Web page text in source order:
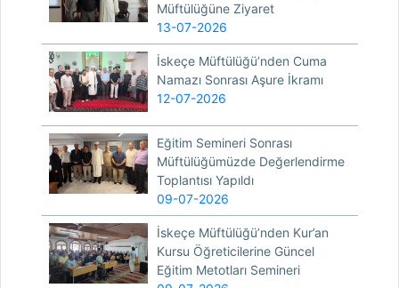
Müftülüğüne Ziyaret
13-07-2026
İskeçe Müftülüğü’nden Cuma
Namazı Sonrası Aşure İkramı
12-07-2026
Eğitim Semineri Sonrası
Müftülüğümüzde Değerlendirme
Toplantısı Yapıldı
09-07-2026
İskeçe Müftülüğü’nden Kur’an
Kursu Öğreticilerine Güncel
Eğitim Metotları Semineri